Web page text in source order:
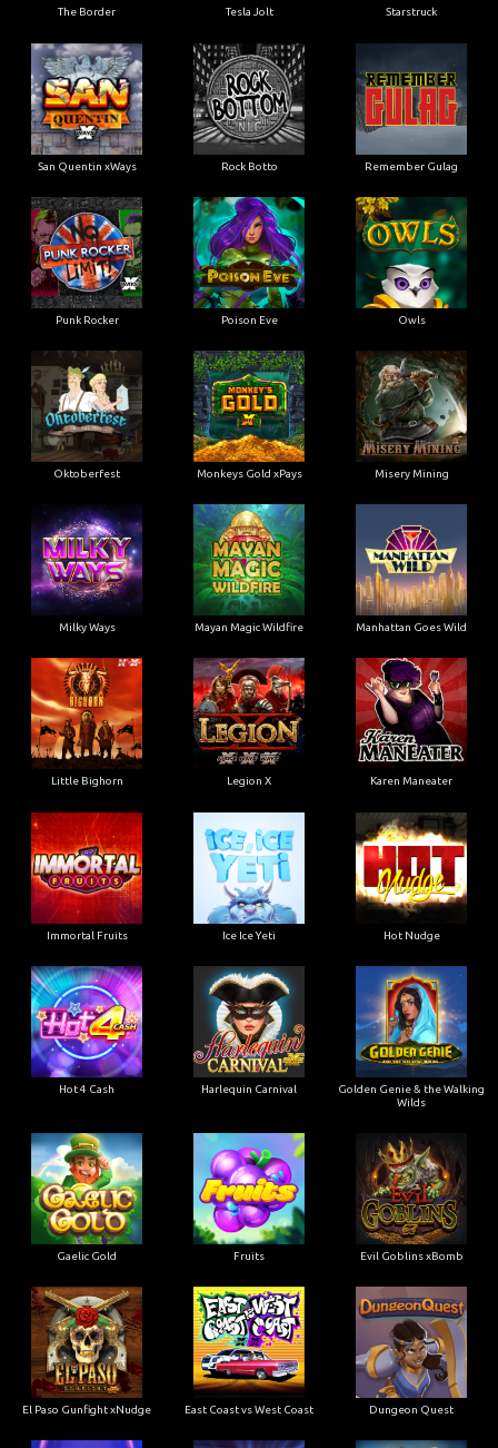
The Border Tesla Jolt Starstruck
San Quentin xWays Rock Botto Remember Gulag
Punk Rocker Poison Eve Owls
Oktoberfest Monkeys Gold xPays Misery Mining
Milky Ways Mayan Magic Wildfire Manhattan Goes Wild
Little Bighorn Legion X Karen Maneater
Immortal Fruits Ice Ice Yeti Hot Nudge
Hot 4 Cash Harlequin Carnival
Golden Genie & the Walking
Wilds
Gaelic Gold Fruits Evil Goblins xBomb
El Paso Gunfight xNudge East Coast vs West Coast Dungeon Quest